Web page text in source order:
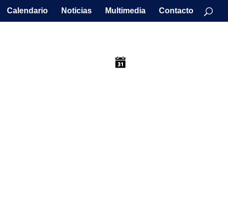
Calendario Noticias Multimedia Contacto